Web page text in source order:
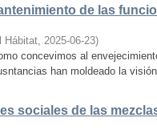
de las
Hábitat, 2025-06-23)
concevimos al
han moldeado la
sociales de las